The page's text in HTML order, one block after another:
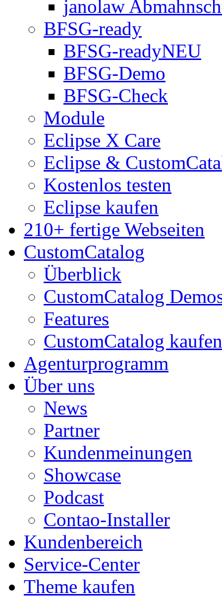
janolaw
BFSG-ready
BFSG-readyNEU
BFSG-Demo
BFSG-Check
Module
Eclipse X Care
Eclipse &
Kostenlos testen
Eclipse kaufen
210+ fertige Webseiten
CustomCatalog
Überblick
CustomCatalog
Features
CustomCatalog kaufen
Agenturprogramm
Über uns
News
Partner
Kundenmeinungen
Showcase
Podcast
Contao-Installer
Kundenbereich
Service-Center
Theme kaufen